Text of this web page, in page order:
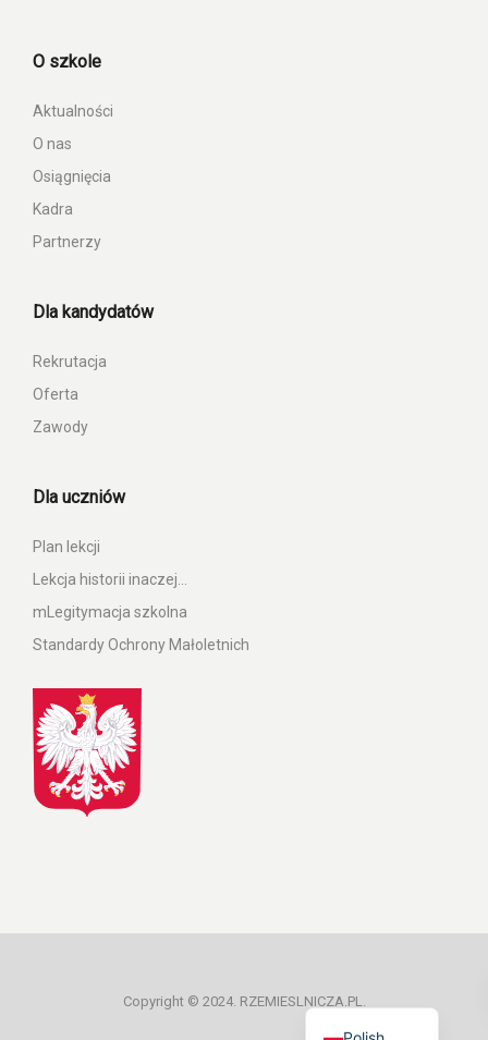
O szkole
Aktualności
O nas
Osiągnięcia
Kadra
Partnerzy
Dla kandydatów
Rekrutacja
Oferta
Zawody
Dla uczniów
Plan lekcji
Lekcja historii inaczej…
mLegitymacja szkolna
Standardy Ochrony Małoletnich
Copyright © 2024. RZEMIESLNICZA.PL.Ukrainian